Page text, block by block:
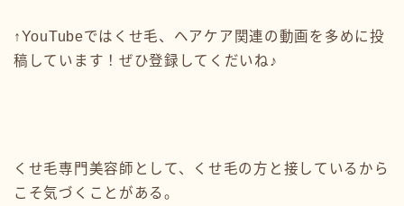
↑YouTubeではくせ毛、ヘアケア関連の動画を多めに投
稿しています！ぜひ登録してくだいね♪
くせ毛専門美容師として、くせ毛の方と接しているから
こそ気づくことがある。